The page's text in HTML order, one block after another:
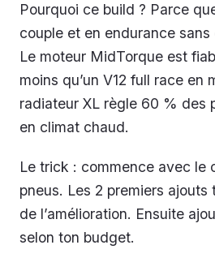
Pourquoi ce build ? Parce
couple et en endurance sans
Le moteur MidTorque est
moins qu’un V12 full race en
radiateur XL règle 60 % des
en climat chaud.
Le trick : commence avec le
pneus. Les 2 premiers
de l’amélioration. Ensuite
selon ton budget.